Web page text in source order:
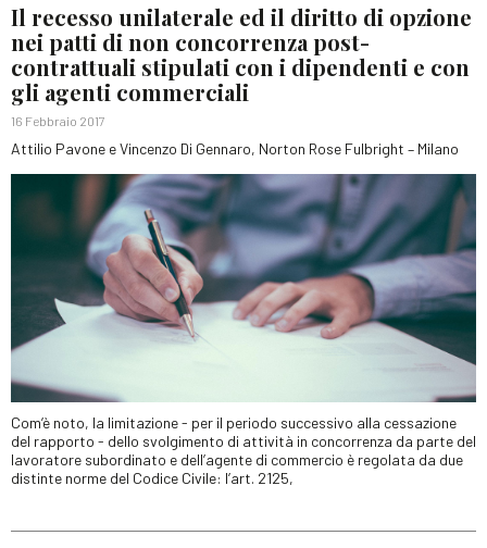
Il recesso unilaterale ed il diritto di opzione
nei patti di non concorrenza post-
contrattuali stipulati con i dipendenti e con
gli agenti commerciali
16 Febbraio 2017
Attilio Pavone e Vincenzo Di Gennaro, Norton Rose Fulbright – Milano
Com’è noto, la limitazione - per il periodo successivo alla cessazione
del rapporto - dello svolgimento di attività in concorrenza da parte del
lavoratore subordinato e dell’agente di commercio è regolata da due
distinte norme del Codice Civile: l’art. 2125,